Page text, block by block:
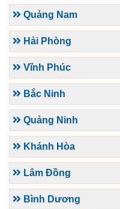
Quảng Nam
Hải Phòng
Vĩnh Phúc
Bắc Ninh
Quảng Ninh
Khánh Hòa
Lâm Đồng
Bình Dương